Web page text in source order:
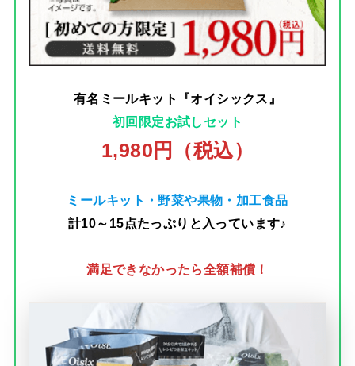
有名ミールキット『オイシックス』
初回限定お試しセット
1,980円（税込）
ミールキット・野菜や果物・加工食品
計10～15点たっぷりと入っています♪
満足できなかったら全額補償！